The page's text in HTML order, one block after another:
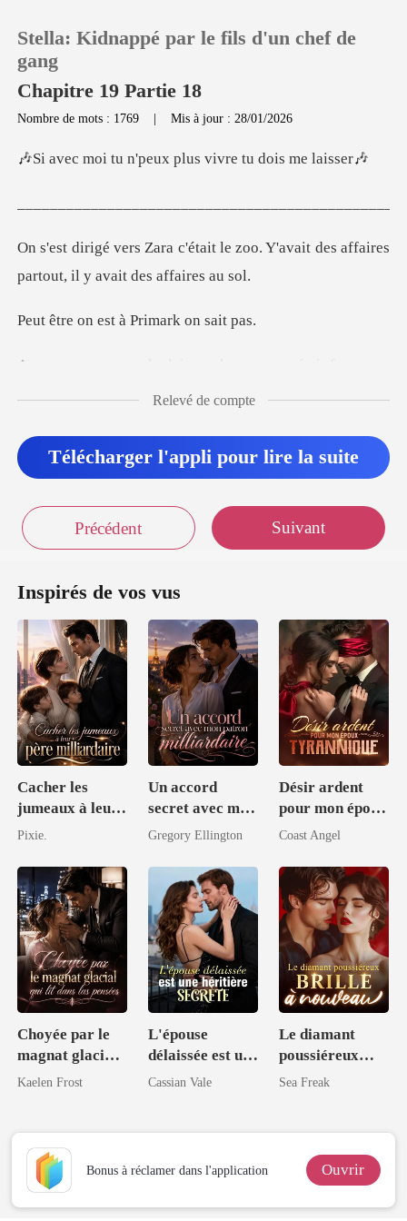
Historique
Stella: Kidnappé par le fils d'un chef de
gang
Chapitre 19 Partie 18
Nombre de mots : 1769 |Mis à jour : 28/01/2026
'peux plus vivre t
le zoo. Y'avait des affaires
parto
est à Primark
Relevé de compte
Télécharger l'appli pour lire la suite
Précédent Suivant
Inspirés de vos vus
Cacher les
jumeaux à leur
père
Pixie.
Un accord
secret avec mon
patron
Gregory Ellington
Désir ardent
pour mon époux
tyrannique
Coast Angel
Choyée par le
magnat glacial
qui lit dans les
Kaelen Frost
L'épouse
délaissée est une
héritière
Cassian Vale
Le diamant
poussiéreux
brille à nouveau
Sea Freak
Bonus à réclamer dans l'application Ouvrir